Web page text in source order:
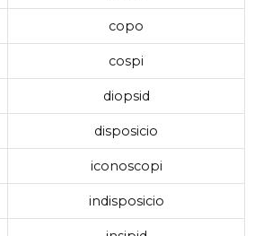
copo
cospi
diopsid
disposicio
iconoscopi
indisposicio